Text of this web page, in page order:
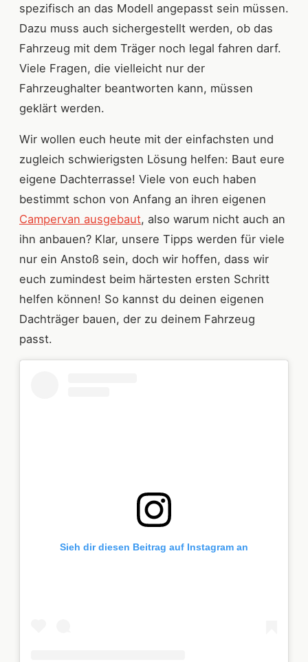
spezifisch an das Modell angepasst sein müssen.
Dazu muss auch sichergestellt werden, ob das
Fahrzeug mit dem Träger noch legal fahren darf.
Viele Fragen, die vielleicht nur der
Fahrzeughalter beantworten kann, müssen
geklärt werden.
Wir wollen euch heute mit der einfachsten und
zugleich schwierigsten Lösung helfen: Baut eure
eigene Dachterrasse! Viele von euch haben
bestimmt schon von Anfang an ihren eigenen
Campervan ausgebaut, also warum nicht auch an
ihn anbauen? Klar, unsere Tipps werden für viele
nur ein Anstoß sein, doch wir hoffen, dass wir
euch zumindest beim härtesten ersten Schritt
helfen können! So kannst du deinen eigenen
Dachträger bauen, der zu deinem Fahrzeug
passt.
Sieh dir diesen Beitrag auf Instagram an